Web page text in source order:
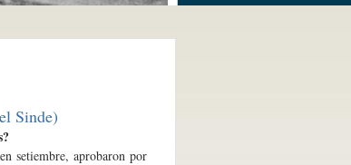
Sinde)
setiembre, aprobaron por